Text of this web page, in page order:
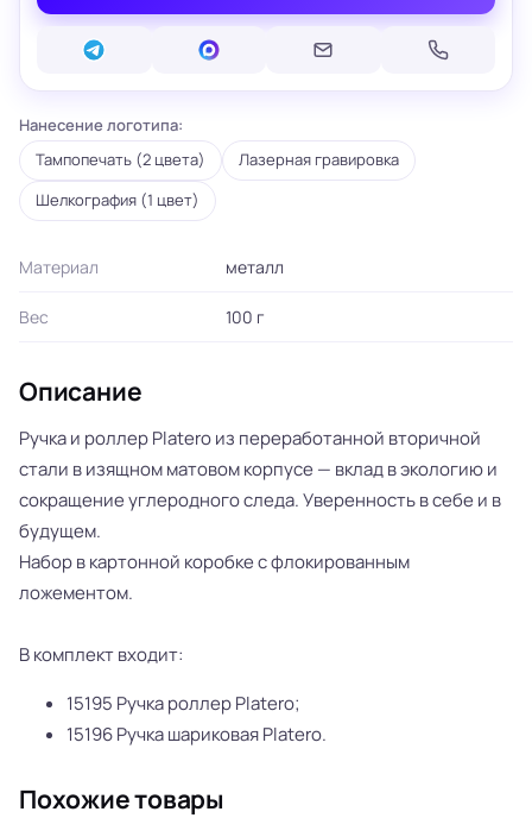
Нанесение логотипа:
Тампопечать (2 цвета)
Лазерная гравировка
Шелкография (1 цвет)
Материал металл
Вес 100 г
Описание
Ручка и роллер Platero из переработанной вторичной
стали в изящном матовом корпусе — вклад в экологию и
сокращение углеродного следа. Уверенность в себе и в
будущем.
Набор в картонной коробке с флокированным
ложементом.
В комплект входит:
15195 Ручка роллер Platero;
15196 Ручка шариковая Platero.
Похожие товары